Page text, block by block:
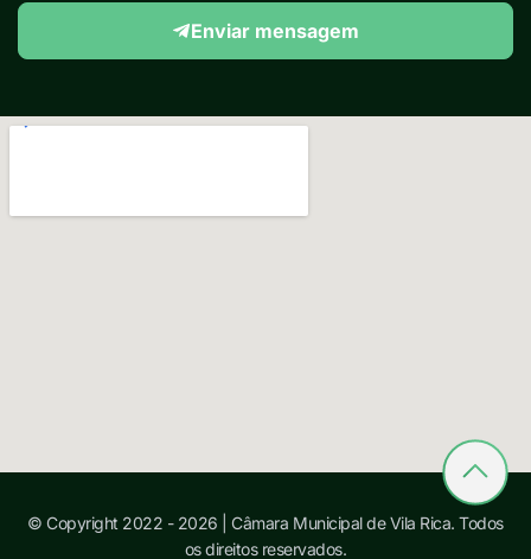
Enviar mensagem
© Copyright 2022 - 2026 | Câmara Municipal de Vila Rica. Todos
os direitos reservados.